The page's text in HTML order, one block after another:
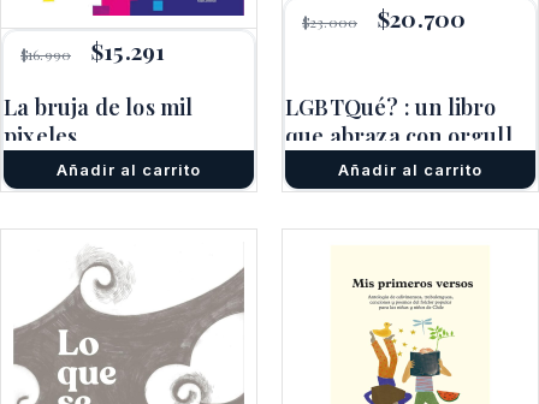
$16.990
El
precio
era:
$15.291
es:
La bruja de los mil
pixeles
Añadir al carrito
$23.000
El
precio
$23.000.
$20.700
$20.700.
LGBTQué? : un libro
que abraza con orgullo
la Diversidad sexual y
de género
Añadir al carrito